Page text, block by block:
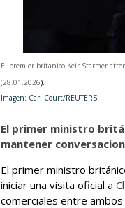
El premier británico Keir Starmer
(28.01.2026).
Imagen: Carl Court/REUTERS
El primer ministro
mantener
El primer ministro
iniciar una visita oficial a
comerciales entre